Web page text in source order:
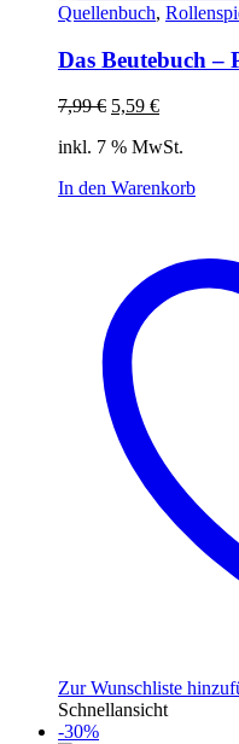
Quellenbuch,
Das Beutebuch –
7,99€ Ursprünglicher
war:
5,59 €Aktueller
ist:
inkl. 7 % MwSt.
In den Warenkorb
Zur Wunschliste
Schnellansicht
-30%